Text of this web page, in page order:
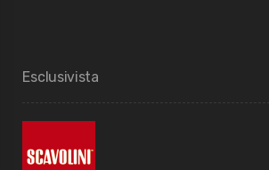
Esclusivista